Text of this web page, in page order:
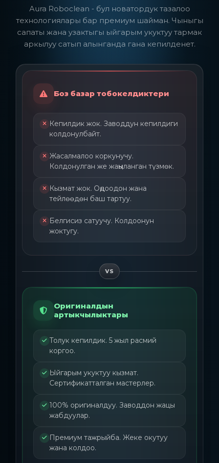
Aura Roboclean - бул новатордук тазалоо
технологиялары бар премиум шайман. Чыныгы
сапаты жана узактыгы ыйгарым укуктуу тармак
аркылуу сатып алынганда гана кепилденет.
Боз базар тобокелдиктери
Кепилдик жок. Заводдун кепилдиги
колдонулбайт.
Жасалмалоо коркунучу.
Колдонулган же жаңыланган түзмөк.
Кызмат жок. Оңдоодон жана
тейлөөдөн баш тартуу.
Белгисиз сатуучу. Колдоонун
жоктугу.
VS
Оригиналдын
артыкчылыктары
Толук кепилдик. 5 жыл расмий
коргоо.
Ыйгарым укуктуу кызмат.
Сертификатталган мастерлер.
100% оригиналдуу. Заводдон жацы
жабдуулар.
Премиум тажрыйба. Жеке окутуу
жана колдоо.